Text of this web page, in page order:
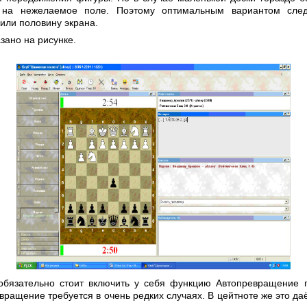
на нежелаемое поле. Поэтому оптимальным вариантом
половину экрана.
на рисунке.
стоит включить у себя функцию Автопревращение
требуется в очень редких случаях. В цейтноте же это